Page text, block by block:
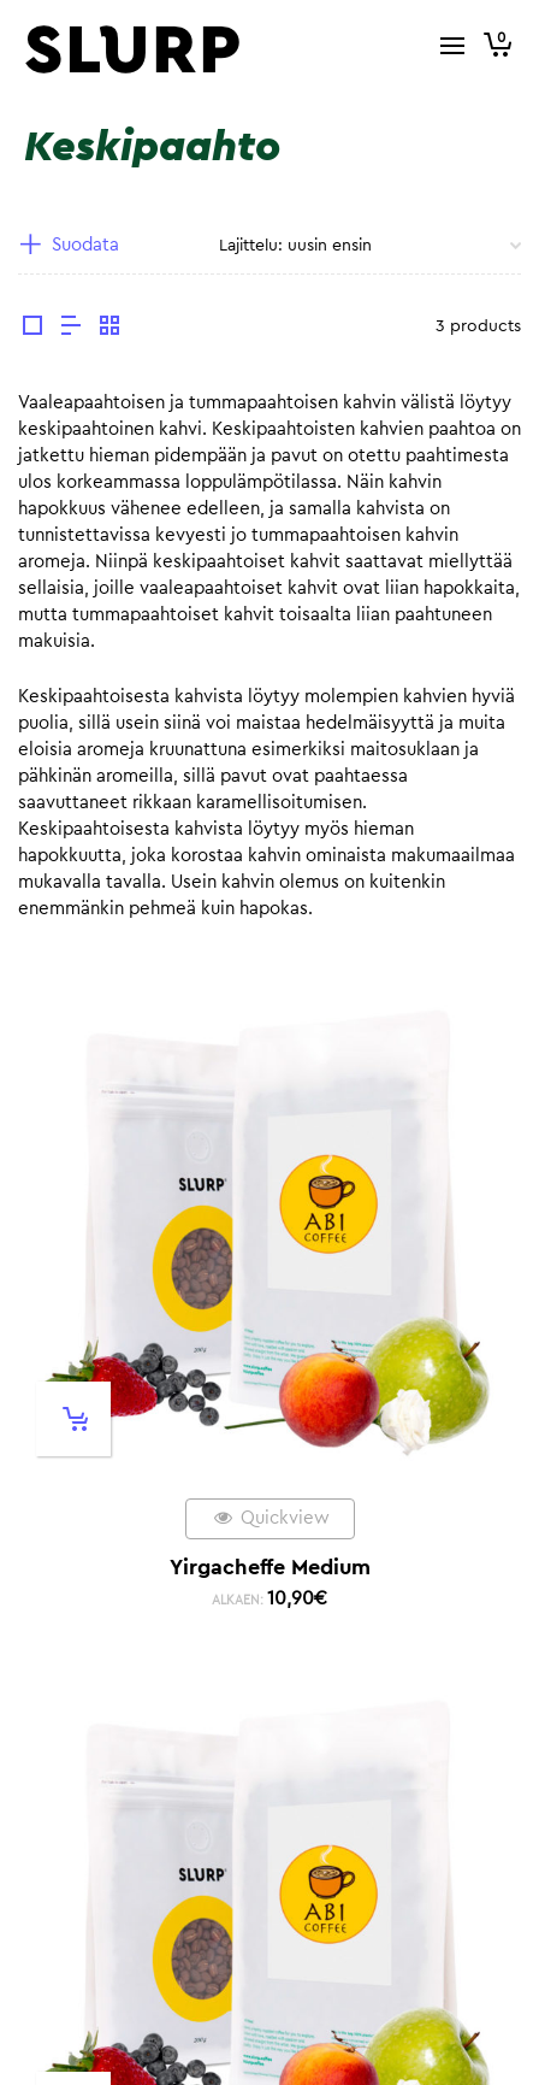
0
Keskipaahto
Suodata
3 products
Vaaleapaahtoisen ja tummapaahtoisen kahvin välistä löytyy
keskipaahtoinen kahvi. Keskipaahtoisten kahvien paahtoa on
jatkettu hieman pidempään ja pavut on otettu paahtimesta
ulos korkeammassa loppulämpötilassa. Näin kahvin
hapokkuus vähenee edelleen, ja samalla kahvista on
tunnistettavissa kevyesti jo tummapaahtoisen kahvin
aromeja. Niinpä keskipaahtoiset kahvit saattavat miellyttää
sellaisia, joille vaaleapaahtoiset kahvit ovat liian hapokkaita,
mutta tummapaahtoiset kahvit toisaalta liian paahtuneen
makuisia.
Keskipaahtoisesta kahvista löytyy molempien kahvien hyviä
puolia, sillä usein siinä voi maistaa hedelmäisyyttä ja muita
eloisia aromeja kruunattuna esimerkiksi maitosuklaan ja
pähkinän aromeilla, sillä pavut ovat paahtaessa
saavuttaneet rikkaan karamellisoitumisen.
Keskipaahtoisesta kahvista löytyy myös hieman
hapokkuutta, joka korostaa kahvin ominaista makumaailmaa
mukavalla tavalla. Usein kahvin olemus on kuitenkin
enemmänkin pehmeä kuin hapokas.
Quickview
Yirgacheffe Medium
ALKAEN: 10,90€